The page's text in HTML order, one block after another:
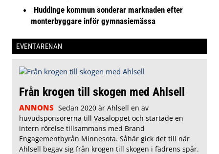
Huddinge kommun sonderar marknaden efter
monterbyggare inför gymnasiemässa
EVENTARENAN
Från krogen till skogen med Ahlsell
ANNONS Sedan 2020 är Ahlsell en av
huvudsponsorerna till Vasaloppet och startade en
intern rörelse tillsammans med Brand
Engagementbyrån Minnesota. Såhär gick det till när
Ahlsell begav sig från krogen till skogen i fädrens spår.